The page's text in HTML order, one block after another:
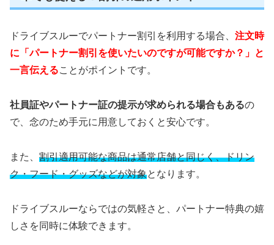
ドライブスルーでパートナー割引を利用する場合、 注文時
に「パートナー割引を使いたいのですが可能ですか？」と
一言伝えることがポイントです。
社員証やパートナー証の提示が求められる場合もあるの
で、念のため手元に用意しておくと安心です。
また、 割引適用可能な商品は通常店舗と同じく、ドリン
ク・フード・グッズなどが対象となります。
ドライブスルーならではの気軽さと、パートナー特典の嬉
しさを同時に体験できます。